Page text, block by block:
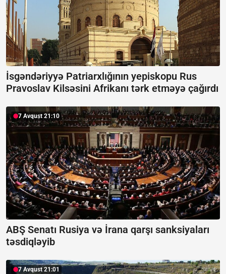
İsgəndəriyyə Patriarxlığının yepiskopu Rus
Pravoslav Kilsəsini Afrikanı tərk etməyə çağırdı
7 Avqust 21:10
ABŞ Senatı Rusiya və İrana qarşı sanksiyaları
təsdiqləyib
7 Avqust 21:01